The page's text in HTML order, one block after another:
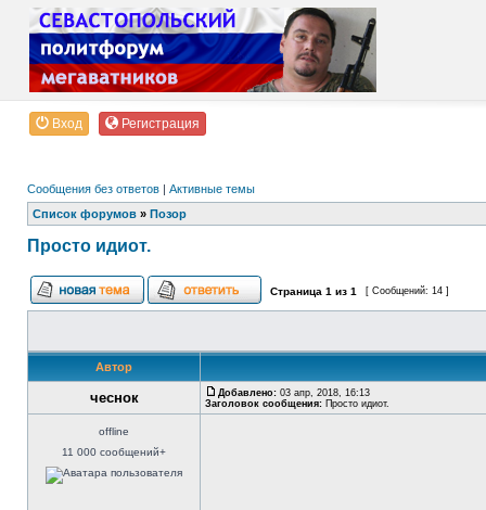
Вход Регистрация
Сообщения без ответов | Активные темы
Список форумов » Позор
Просто идиот.
Страница 1 из 1 [ Сообщений: 14 ]
Автор
чеснок Добавлено: 03 апр, 2018, 16:13
Заголовок сообщения: Просто идиот.
offline
11 000 сообщений+